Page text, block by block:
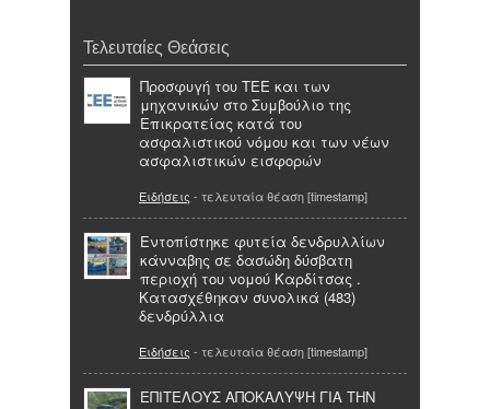
Τελευταίες Θεάσεις
Προσφυγή του ΤΕΕ και των
μηχανικών στο Συμβούλιο της
Επικρατείας κατά του
ασφαλιστικού νόμου και των νέων
ασφαλιστικών εισφορών
Ειδήσεις - τελευταία θέαση [timestamp]
Εντοπίστηκε φυτεία δενδρυλλίων
κάνναβης σε δασώδη δύσβατη
περιοχή του νομού Καρδίτσας .
Κατασχέθηκαν συνολικά (483)
δενδρύλλια
Ειδήσεις - τελευταία θέαση [timestamp]
ΕΠΙΤΕΛΟΥΣ ΑΠΟΚΑΛΥΨΗ ΓΙΑ ΤΗΝ